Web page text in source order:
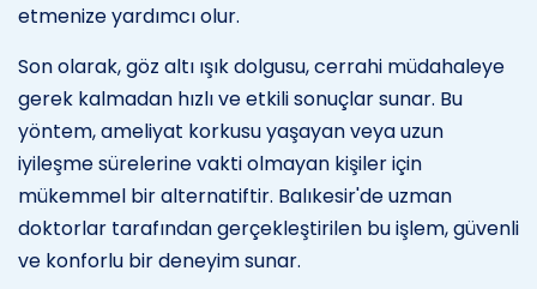
etmenize yardımcı olur.
Son olarak, göz altı ışık dolgusu, cerrahi müdahaleye
gerek kalmadan hızlı ve etkili sonuçlar sunar. Bu
yöntem, ameliyat korkusu yaşayan veya uzun
iyileşme sürelerine vakti olmayan kişiler için
mükemmel bir alternatiftir. Balıkesir'de uzman
doktorlar tarafından gerçekleştirilen bu işlem, güvenli
ve konforlu bir deneyim sunar.